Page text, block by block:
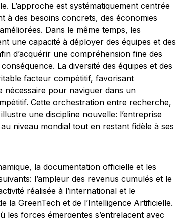
L’approche est systématiquement centrée
à des besoins concrets, des économies
Dans le même temps, les
une capacité à déployer des équipes et des
d’acquérir une compréhension fine des
La diversité des équipes et des
facteur compétitif, favorisant
nécessaire pour naviguer dans un
Cette orchestration entre recherche,
une discipline nouvelle: l’entreprise
niveau mondial tout en restant fidèle à ses
la documentation officielle et les
l’ampleur des revenus cumulés et le
réalisée à l’international et le
la GreenTech et de l’Intelligence Artificielle.
les forces émergentes s’entrelacent avec